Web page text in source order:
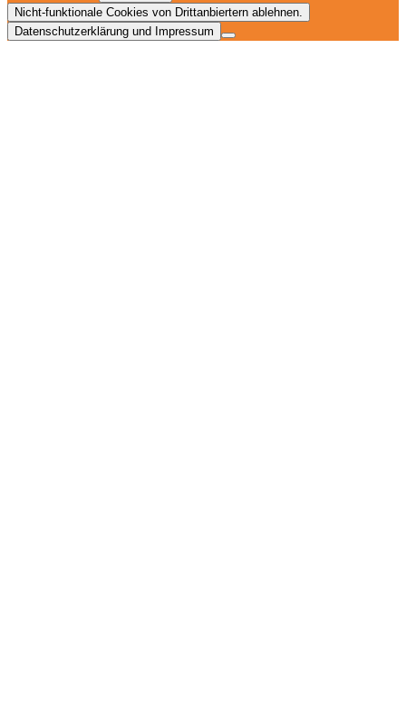
Nicht-funktionale Cookies von Drittanbiertern ablehnen.
Datenschutzerklärung und Impressum